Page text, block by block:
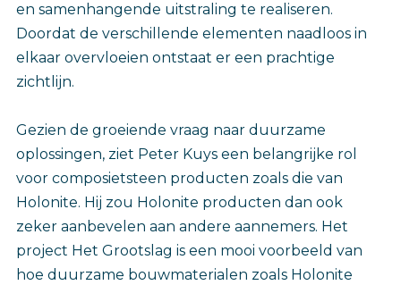
en samenhangende uitstraling te realiseren.
Doordat de verschillende elementen naadloos in
elkaar overvloeien ontstaat er een prachtige
zichtlijn.
Gezien de groeiende vraag naar duurzame
oplossingen, ziet Peter Kuys een belangrijke rol
voor composietsteen producten zoals die van
Holonite. Hij zou Holonite producten dan ook
zeker aanbevelen aan andere aannemers. Het
project Het Grootslag is een mooi voorbeeld van
hoe duurzame bouwmaterialen zoals Holonite